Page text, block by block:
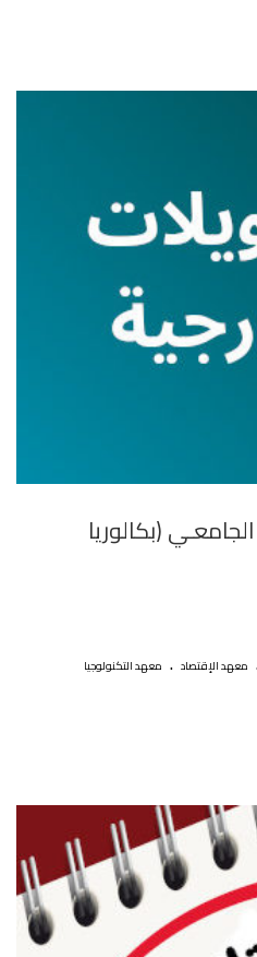
(بكالوريا
معهد الإقتصاد . معهد التكنولوجيا